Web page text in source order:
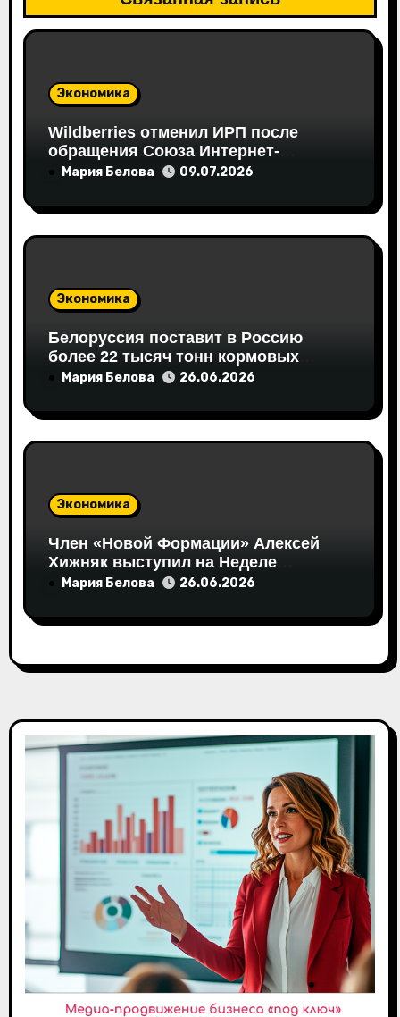
п
м
Экономика
Wildberries отменил ИРП после
обращения Союза Интернет-
Торговли
Мария Белова 09.07.2026
Экономика
Белоруссия поставит в Россию
более 22 тысяч тонн кормовых
аминокислот
Мария Белова 26.06.2026
Экономика
Член «Новой Формации» Алексей
Хижняк выступил на Неделе
российского ритейла с
социально ответственного бизнеса
Мария Белова 26.06.2026